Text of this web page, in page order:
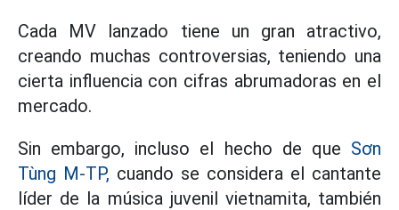
Cada MV lanzado tiene un gran atractivo,
creando muchas controversias, teniendo una
cierta influencia con cifras abrumadoras en el
mercado.
Sin embargo, incluso el hecho de que Sơn
Tùng M-TP, cuando se considera el cantante
líder de la música juvenil vietnamita, también